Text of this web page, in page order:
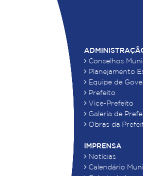
Conselhos
Planejamento
Equipe de
Prefeito
Vice-Prefeito
Galeria de
Obras da
IMPRENSA
Notícias
Calendário